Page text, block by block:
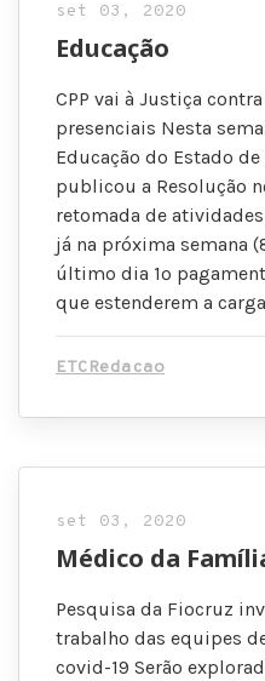
set 03, 2020
Educação
CPP vai à Justiça
presenciais Nesta
Educação do Estado de
publicou a Resolução
retomada de
já na próxima semana
último dia 1º
que estenderem a
ETCRedacao
set 03, 2020
Médico da
Pesquisa da Fiocruz
trabalho das equipes
covid-19 Serão